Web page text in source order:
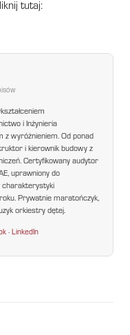
tutaj:
i Inżynieria
z wyróżnieniem. Od ponad
i kierownik budowy z
Certyfikowany audytor
uprawniony do
charakterystyki
Prywatnie maratończyk,
orkiestry dętej.
·LinkedIn